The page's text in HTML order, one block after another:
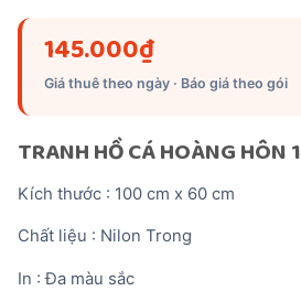
145.000₫
Giá thuê theo ngày · Báo giá theo gói
TRANH HỒ CÁ HOÀNG HÔN 1
Kích thước : 100 cm x 60 cm
Chất liệu : Nilon Trong
In : Đa màu sắc